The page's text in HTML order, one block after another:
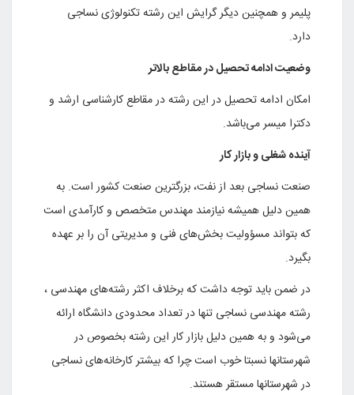
پلیمر و همچنین دیگر گرایش این رشته تکنولوژی نساجی
دارد.
وضعیت ادامه تحصیل در مقاطع بالاتر
امکان ادامه تحصیل در این رشته در مقاطع کارشناسی ارشد و
دکترا میسر می‌باشد.
آینده شغلی و بازار کار
صنعت نساجی بعد از نفت، بزرگترین صنعت کشور است. به
همین دلیل همیشه نیازمند مهندس متخصص و کارآمدی است
که بتواند مسؤولیت بخش‌های فنی و مدیریتی آن را بر عهده
بگیرد.
در ضمن باید توجه داشت که برخلاف اکثر رشته‌های مهندسی ،
رشته مهندسی نساجی تنها در تعداد محدودی دانشگاه ارائه
می‌شود و به همین دلیل بازار کار این رشته بخصوص در
شهرستانها نسبتا خوب است چرا که بیشتر کارخانه‌های نساجی
در شهرستانها مستقر هستند.